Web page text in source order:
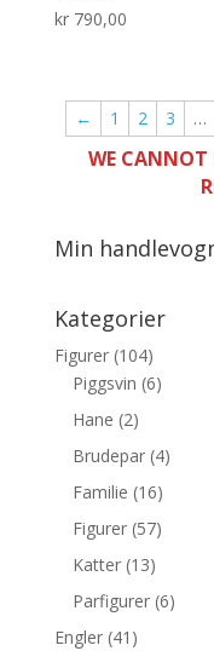
kr790,00
← 1 2 3 …
WE CANNOT
Min
Kategorier
Figurer (104)
Piggsvin (6)
Hane (2)
Brudepar (4)
Familie (16)
Figurer (57)
Katter (13)
Parfigurer (6)
Engler (41)